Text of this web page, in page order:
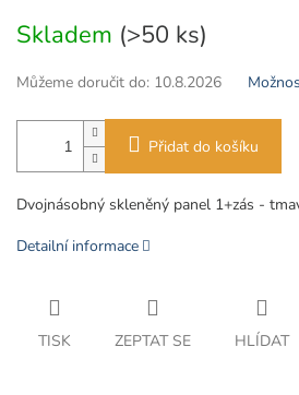
cena:
Skladem (>50 ks)
Můžeme doručit do: 10.8.2026
Přidat do košíku
Dvojnásobný skleněný panel 1+zás -
Detailní informace
TISK ZEPTAT SE HLÍDAT